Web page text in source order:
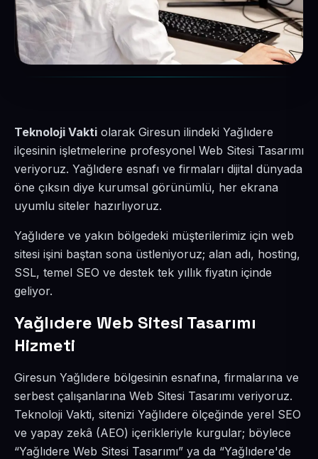
Teknoloji Vakti olarak Giresun ilindeki Yağlıdere
ilçesinin işletmelerine profesyonel Web Sitesi Tasarımı
veriyoruz. Yağlıdere esnafı ve firmaları dijital dünyada
öne çıksın diye kurumsal görünümlü, her ekrana
uyumlu siteler hazırlıyoruz.
Yağlıdere ve yakın bölgedeki müşterilerimiz için web
sitesi işini baştan sona üstleniyoruz; alan adı, hosting,
SSL, temel SEO ve destek tek yıllık fiyatın içinde
geliyor.
Yağlıdere Web Sitesi Tasarımı
Hizmeti
Giresun Yağlıdere bölgesinin esnafına, firmalarına ve
serbest çalışanlarına Web Sitesi Tasarımı veriyoruz.
Teknoloji Vakti, sitenizi Yağlıdere ölçeğinde yerel SEO
ve yapay zekâ (AEO) içerikleriyle kurgular; böylece
“Yağlıdere Web Sitesi Tasarımı” ya da “Yağlıdere'de